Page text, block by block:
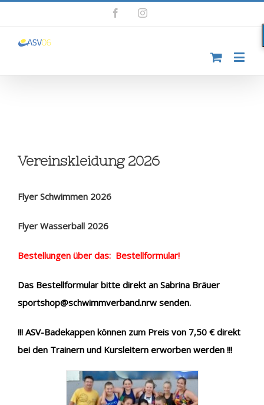
FacebookInstagram
Vereinskleidung 2026
Flyer Schwimmen 2026
Flyer Wasserball 2026
Bestellungen über das: Bestellformular!
Das Bestellformular bitte direkt an Sabrina Bräuer
sportshop@schwimmverband.nrw senden.
!!! ASV-Badekappen können zum Preis von 7,50 € direkt
bei den Trainern und Kursleitern erworben werden !!!